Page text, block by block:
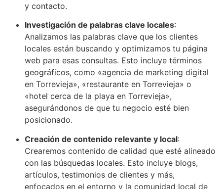
y contacto.
Investigación de palabras clave locales:
Analizamos las palabras clave que los clientes
locales están buscando y optimizamos tu página
web para esas consultas. Esto incluye términos
geográficos, como «agencia de marketing digital
en Torrevieja», «restaurante en Torrevieja» o
«hotel cerca de la playa en Torrevieja»,
asegurándonos de que tu negocio esté bien
posicionado.
Creación de contenido relevante y local:
Crearemos contenido de calidad que esté alineado
con las búsquedas locales. Esto incluye blogs,
artículos, testimonios de clientes y más,
enfocados en el entorno y la comunidad local de